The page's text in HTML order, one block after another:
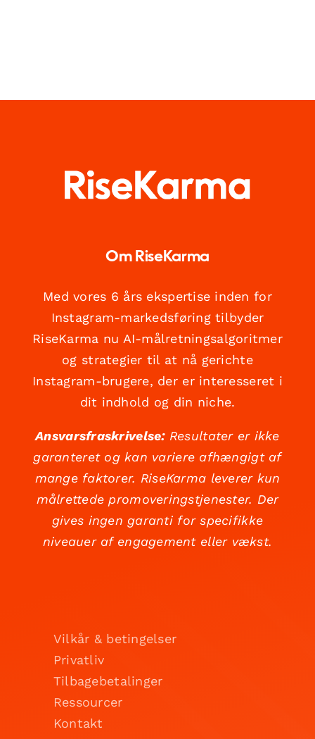
Om RiseKarma
Med vores 6 års ekspertise inden for
Instagram-markedsføring tilbyder
RiseKarma nu AI-målretningsalgoritmer
og strategier til at nå gerichte
Instagram-brugere, der er interesseret i
dit indhold og din niche.
Ansvarsfraskrivelse:Resultater er ikke
garanteret og kan variere afhængigt af
mange faktorer. RiseKarma leverer kun
målrettede promoveringstjenester. Der
gives ingen garanti for specifikke
niveauer af engagement eller vækst.
Vilkår & betingelser
Privatliv
Tilbagebetalinger
Ressourcer
Kontakt